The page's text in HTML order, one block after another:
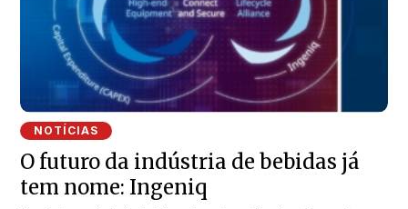
NOTÍCIAS
O futuro da indústria de bebidas já
tem nome: Ingeniq